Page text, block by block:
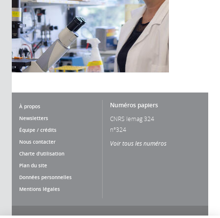
À propos
Newsletters
Équipe / crédits
Nous contacter
Charte d'utilisation
Plan du site
Données personnelles
Mentions légales
Numéros papiers
CNRS lemag 324
n°324
Voir tous les numéros